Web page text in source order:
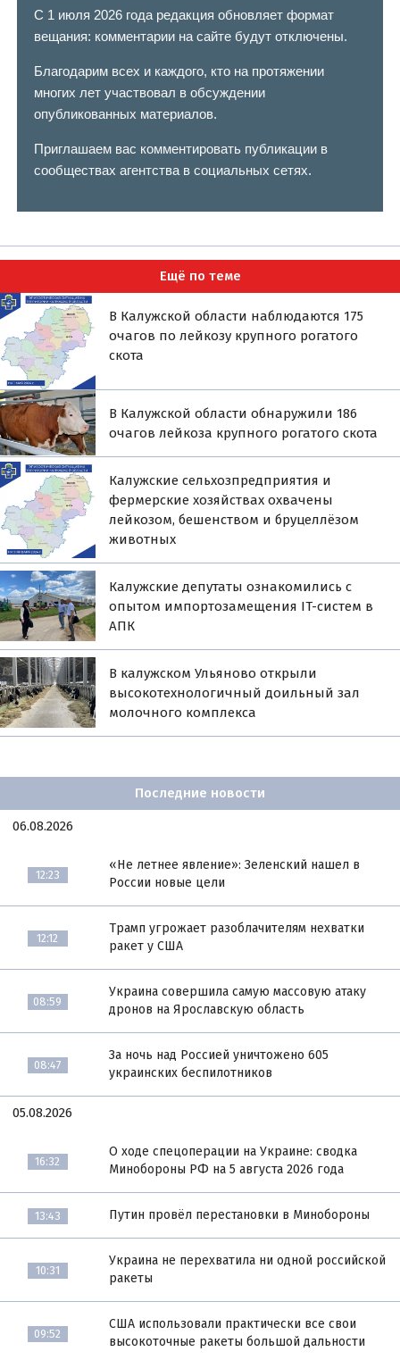
С 1 июля 2026 года редакция обновляет формат
вещания: комментарии на сайте будут отключены.
Благодарим всех и каждого, кто на протяжении
многих лет участвовал в обсуждении
опубликованных материалов.
Приглашаем вас комментировать публикации в
сообществах агентства в социальных сетях.
Ещё по теме
В Калужской области наблюдаются 175
очагов по лейкозу крупного рогатого
скота
В Калужской области обнаружили 186
очагов лейкоза крупного рогатого скота
Калужские сельхозпредприятия и
фермерские хозяйствах охвачены
лейкозом, бешенством и бруцеллёзом
животных
Калужские депутаты ознакомились с
опытом импортозамещения IT-систем в
АПК
В калужском Ульяново открыли
высокотехнологичный доильный зал
молочного комплекса
Последние новости
06.08.2026
12:23
«Не летнее явление»: Зеленский нашел в
России новые цели
12:12
Трамп угрожает разоблачителям нехватки
ракет у США
08:59
Украина совершила самую массовую атаку
дронов на Ярославскую область
08:47
За ночь над Россией уничтожено 605
украинских беспилотников
05.08.2026
16:32
О ходе спецоперации на Украине: сводка
Минобороны РФ на 5 августа 2026 года
13:43 Путин провёл перестановки в Минобороны
10:31
Украина не перехватила ни одной российской
ракеты
09:52
США использовали практически все свои
высокоточные ракеты большой дальности